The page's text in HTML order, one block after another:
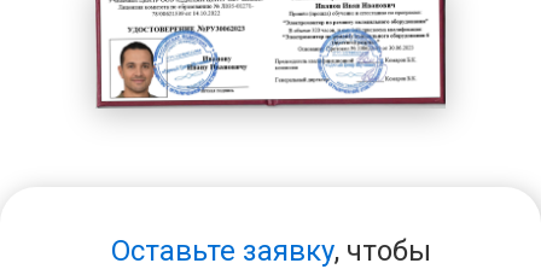
Оставьте заявку, чтобы